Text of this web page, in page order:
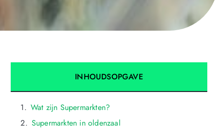
INHOUDSOPGAVE
Wat zijn Supermarkten?
Supermarkten in oldenzaal